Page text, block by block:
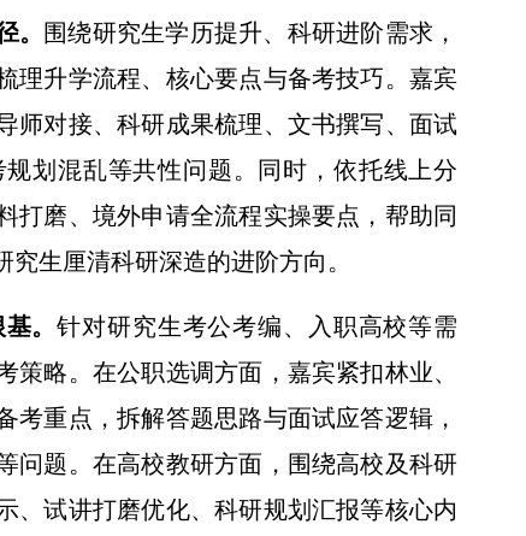
。
围绕研究生学历提升、科研进阶需求，
理升学流程、核心要点与备考技巧。嘉宾
师对接、科研成果梳理、文书撰写、面试
划混乱等共性问题。同时，依托线上分
打磨、境外申请全流程实操要点，帮助同
生厘清科研深造的进阶方向。
基。针对研究生考公考编、入职高校等需
略。在公职选调方面，嘉宾紧扣林业、
重点，拆解答题思路与面试应答逻辑，
问题。在高校教研方面，围绕高校及科研
、试讲打磨优化、科研规划汇报等核心内